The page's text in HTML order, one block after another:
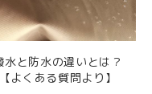
水と防水の違いとは？
【よくある質問より】